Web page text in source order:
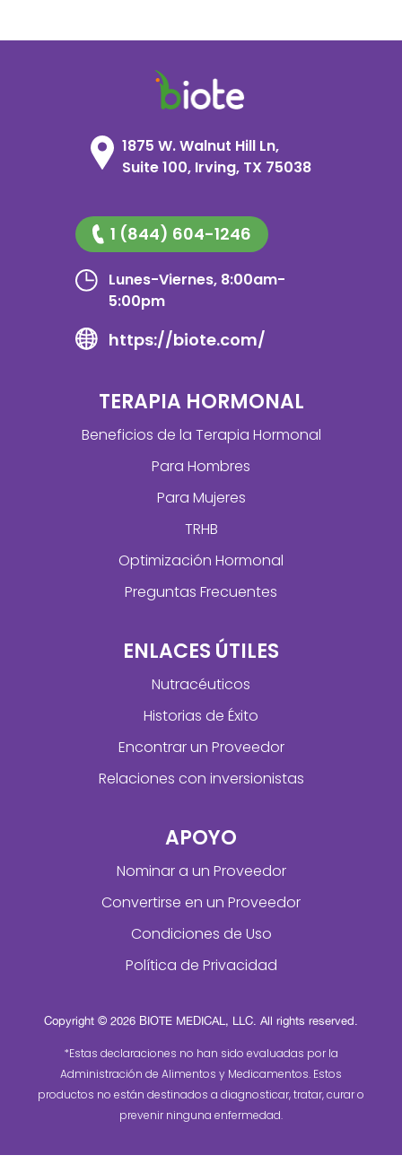
1875 W. Walnut Hill Ln,
Suite 100, Irving, TX 75038
1 (844) 604-1246
Lunes-Viernes, 8:00am-
5:00pm
https://biote.com/
TERAPIA HORMONAL
Beneficios de la Terapia Hormonal
Para Hombres
Para Mujeres
TRHB
Optimización Hormonal
Preguntas Frecuentes
ENLACES ÚTILES
Nutracéuticos
Historias de Éxito
Encontrar un Proveedor
Relaciones con inversionistas
APOYO
Nominar a un Proveedor
Convertirse en un Proveedor
Condiciones de Uso
Política de Privacidad
Copyright © 2026 BIOTE MEDICAL, LLC. All rights reserved.
*Estas declaraciones no han sido evaluadas por la
Administración de Alimentos y Medicamentos. Estos
productos no están destinados a diagnosticar, tratar, curar o
prevenir ninguna enfermedad.